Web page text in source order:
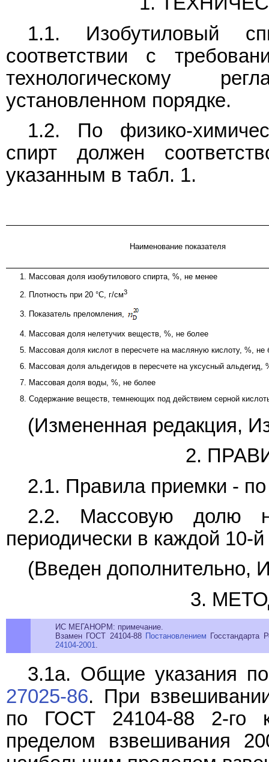
1.1. Изобутиловый
соответствии с
технологическому
установленном порядке.
1.2. По физико-
спирт должен
указанным в табл. 1.
Наименование показателя
1. Массовая доля изобутилового спирта, %, не менее
2. Плотность при 20 °C, г/см3
3. Показатель преломления,
4. Массовая доля нелетучих веществ, %, не более
5. Массовая доля кислот в пересчете на масляную кислоту, %, не
6. Массовая доля альдегидов в пересчете на уксусный альдегид,
7. Массовая доля воды, %, не более
8. Содержание веществ, темнеющих под действием серной
(Измененная редакция,
2.
2.1. Правила приемки -
2.2. Массовую долю
периодически в каждой 10-й
(Введен дополнительно,
3.
ИС МЕГАНОРМ: примечание.
Взамен ГОСТ 24104-88 Постановлением Госстандарта
24104-2001
3.1а. Общие указания
27025-86. При
по ГОСТ 24104-88 2-го
пределом взвешивания